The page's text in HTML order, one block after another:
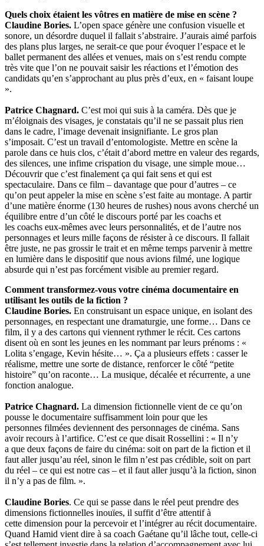
Quels choix étaient les vôtres en matière de mise en scène ?
Claudine Bories. L’open space génère une confusion visuelle et
sonore, un désordre duquel il fallait s’abstraire. J’aurais aimé parfois
des plans plus larges, ne serait-ce que pour évoquer l’espace et le
ballet permanent des allées et venues, mais on s’est rendu compte
très vite que l’on ne pouvait saisir les réactions et l’émotion des
candidats qu’en s’approchant au plus près d’eux, en « faisant loupe
».
Patrice Chagnard. C’est moi qui suis à la caméra. Dès que je
m’éloignais des visages, je constatais qu’il ne se passait plus rien
dans le cadre, l’image devenait insignifiante. Le gros plan
s’imposait. C’est un travail d’entomologiste. Mettre en scène la
parole dans ce huis clos, c’était d’abord mettre en valeur des regards,
des silences, une infime crispation du visage, une simple moue…
Découvrir que c’est finalement ça qui fait sens et qui est
spectaculaire. Dans ce film – davantage que pour d’autres – ce
qu’on peut appeler la mise en scène s’est faite au montage. A partir
d’une matière énorme (130 heures de rushes) nous avons cherché un
équilibre entre d’un côté le discours porté par les coachs et
les coachs eux-mêmes avec leurs personnalités, et de l’autre nos
personnages et leurs mille façons de résister à ce discours. Il fallait
être juste, ne pas grossir le trait et en même temps parvenir à mettre
en lumière dans le dispositif que nous avions filmé, une logique
absurde qui n’est pas forcément visible au premier regard.
Comment transformez-vous votre cinéma documentaire en
utilisant les outils de la fiction ?
Claudine Bories. En construisant un espace unique, en isolant des
personnages, en respectant une dramaturgie, une forme… Dans ce
film, il y a des cartons qui viennent rythmer le récit. Ces cartons
disent où en sont les jeunes en les nommant par leurs prénoms : «
Lolita s’engage, Kevin hésite… ». Ça a plusieurs effets : casser le
réalisme, mettre une sorte de distance, renforcer le côté “petite
histoire” qu’on raconte… La musique, décalée et récurrente, a une
fonction analogue.
Patrice Chagnard. La dimension fictionnelle vient de ce qu’on
pousse le documentaire suffisamment loin pour que les
personnes filmées deviennent des personnages de cinéma. Sans
avoir recours à l’artifice. C’est ce que disait Rossellini : « Il n’y
a que deux façons de faire du cinéma: soit on part de la fiction et il
faut aller jusqu’au réel, sinon le film n’est pas crédible, soit on part
du réel – ce qui est notre cas – et il faut aller jusqu’à la fiction, sinon
il n’y a pas de film. ».
Claudine Bories. Ce qui se passe dans le réel peut prendre des
dimensions fictionnelles inouïes, il suffit d’être attentif à
cette dimension pour la percevoir et l’intégrer au récit documentaire.
Quand Hamid vient dire à sa coach Gaétane qu’il lâche tout, celle-ci